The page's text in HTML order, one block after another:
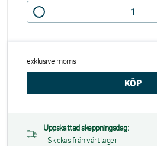
exklusive moms
Uppskattad skeppningsdag:
- Skickas från vårt lager